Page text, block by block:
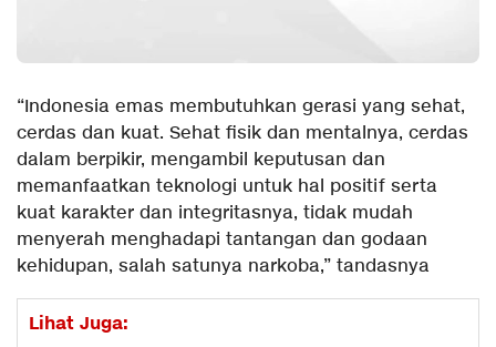
“Indonesia emas membutuhkan gerasi yang sehat,
cerdas dan kuat. Sehat fisik dan mentalnya, cerdas
dalam berpikir, mengambil keputusan dan
memanfaatkan teknologi untuk hal positif serta
kuat karakter dan integritasnya, tidak mudah
menyerah menghadapi tantangan dan godaan
kehidupan, salah satunya narkoba,” tandasnya
Lihat Juga: